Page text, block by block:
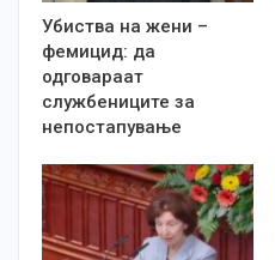
Убиства на жени –
фемицид: да
одговараат
службениците за
непостапување